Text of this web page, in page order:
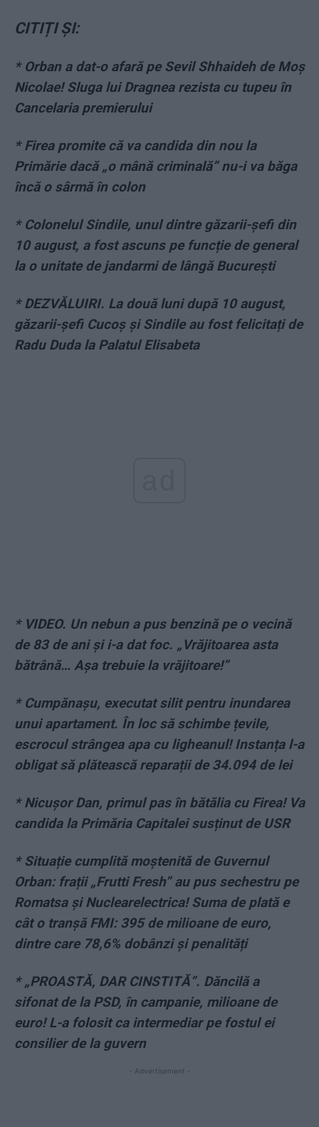
CITIȚI ȘI:
* Orban a dat-o afară pe Sevil Shhaideh de Moș
Nicolae! Sluga lui Dragnea rezista cu tupeu în
Cancelaria premierului
*Firea promite că va candida din nou la
Primărie dacă „o mână criminală” nu-i va băga
încă o sârmă în colon
* Colonelul Sindile, unul dintre găzarii-șefi din
10 august, a fost ascuns pe funcție de general
la o unitate de jandarmi de lângă București
*DEZVĂLUIRI. La două luni după 10 august,
găzarii-șefi Cucoș și Sindile au fost felicitați de
Radu Duda la Palatul Elisabeta
* VIDEO. Un nebun a pus benzină pe o vecină
de 83 de ani și i-a dat foc. „Vrăjitoarea asta
bătrână… Așa trebuie la vrăjitoare!”
* Cumpănașu, executat silit pentru inundarea
unui apartament. În loc să schimbe țevile,
escrocul strângea apa cu ligheanul! Instanța l-a
obligat să plătească reparații de 34.094 de lei
*Nicușor Dan, primul pas în bătălia cu Firea! Va
candida la Primăria Capitalei susținut de USR
*Situație cumplită moștenită de Guvernul
Orban: frații „Frutti Fresh” au pus sechestru pe
Romatsa și Nuclearelectrica! Suma de plată e
cât o tranșă FMI: 395 de milioane de euro,
dintre care 78,6% dobânzi și penalități
*„PROASTĂ, DAR CINSTITĂ”. Dăncilă a
sifonat de la PSD, în campanie, milioane de
euro! L-a folosit ca intermediar pe fostul ei
consilier de la guvern
- Advertisement -